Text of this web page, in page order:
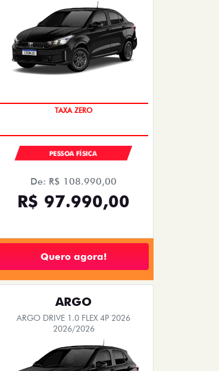
COM USADO NA TROCA
PESSOA FÍSICA
De: R$ 108.990,00
R$ 97.990,00
Quero agora!
ARGO
ARGO DRIVE 1.0 FLEX 4P 2026
2026/2026